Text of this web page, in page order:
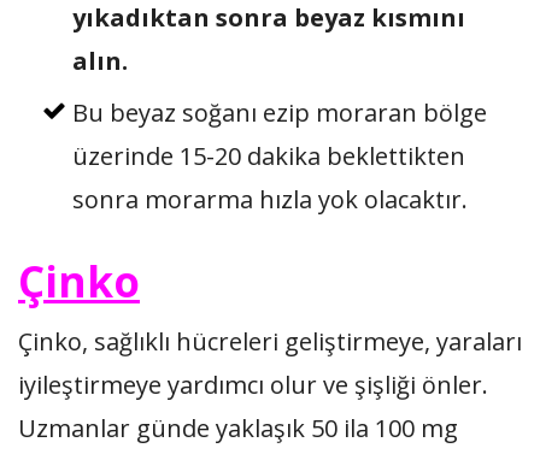
yıkadıktan sonra beyaz kısmını
alın.
Bu beyaz soğanı ezip moraran bölge
üzerinde 15-20 dakika beklettikten
sonra morarma hızla yok olacaktır.
Çinko
Çinko, sağlıklı hücreleri geliştirmeye, yaraları
iyileştirmeye yardımcı olur ve şişliği önler.
Uzmanlar günde yaklaşık 50 ila 100 mg